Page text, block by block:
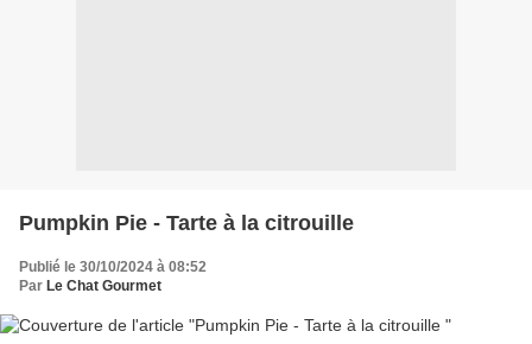
Pumpkin Pie - Tarte à la citrouille
Publié le 30/10/2024 à 08:52
Par Le Chat Gourmet